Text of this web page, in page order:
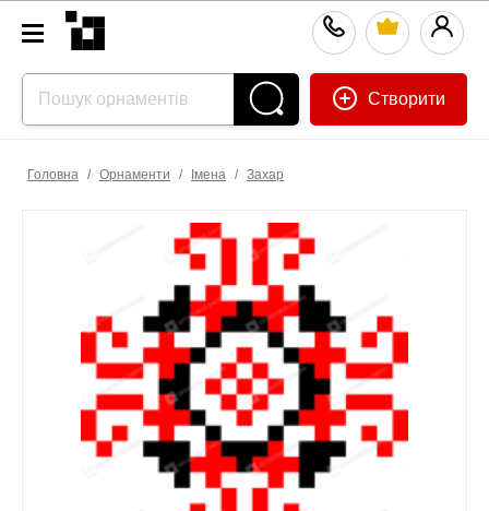
Створити
Головна / Орнаменти / Імена / Захар